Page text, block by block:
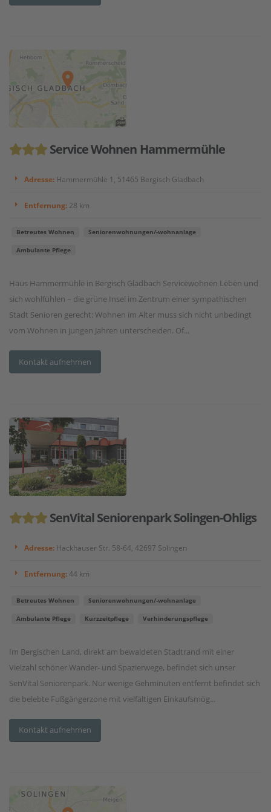
Service Wohnen Hammermühle
Adresse: Hammermühle 1, 51465 Bergisch Gladbach
Entfernung: 28 km
Betreutes Wohnen Seniorenwohnungen/-wohnanlage
Ambulante Pflege
Haus Hammermühle in Bergisch Gladbach Servicewohnen Leben und
sich wohlfühlen – die grüne Insel im Zentrum einer sympathischen
Stadt Senioren gerecht: Wohnen im Alter muss sich nicht unbedingt
vom Wohnen in jungen Jahren unterscheiden. Of...
Kontakt aufnehmen
SenVital Seniorenpark Solingen-Ohligs
Adresse: Hackhauser Str. 58-64, 42697 Solingen
Entfernung:44 km
Betreutes Wohnen Seniorenwohnungen/-wohnanlage
Ambulante Pflege Kurzzeitpflege Verhinderungspflege
Im Bergischen Land, direkt am bewaldeten Stadtrand mit einer
Vielzahl schöner Wander- und Spazierwege, befindet sich unser
SenVital Seniorenpark. Nur wenige Gehminuten entfernt befindet sich
die belebte Fußgängerzone mit vielfältigen Einkaufsmög...
Kontakt aufnehmen